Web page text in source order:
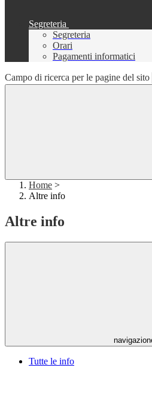
Segreteria
Segreteria
Orari
Pagamenti informatici
Campo di ricerca per le pagine del sito
Home >
Altre info
Altre info
Tutte le info